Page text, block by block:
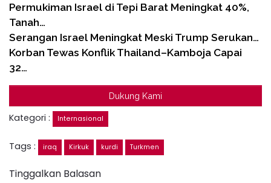
Permukiman Israel di Tepi Barat Meningkat 40%,
Tanah…
Serangan Israel Meningkat Meski Trump Serukan…
Korban Tewas Konflik Thailand–Kamboja Capai
32…
Dukung Kami
Kategori : Internasional
Tags : iraq Kirkuk kurdi Turkmen
Tinggalkan Balasan